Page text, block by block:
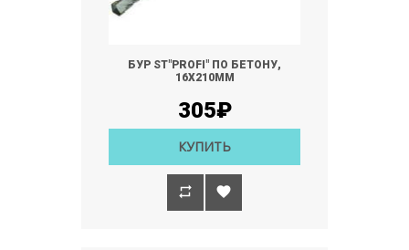
БУР ST"PROFI" ПО БЕТОНУ,
16Х210ММ
305₽
КУПИТЬ